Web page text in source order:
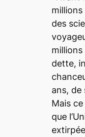
des
dette,
ans, de
Mais ce
que